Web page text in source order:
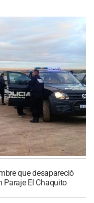
que desapareció
Paraje El Chaquito